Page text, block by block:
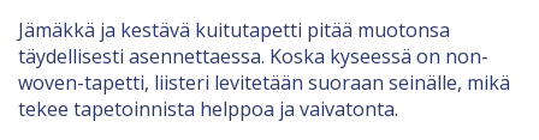
Jämäkkä ja kestävä kuitutapetti pitää muotonsa
täydellisesti asennettaessa. Koska kyseessä on non-
woven-tapetti, liisteri levitetään suoraan seinälle, mikä
tekee tapetoinnista helppoa ja vaivatonta.